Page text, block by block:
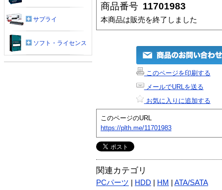
商品番号 11701983
本商品は販売を終了しました
このページを印刷する
メールでURLを送る
お気に入りに追加する
このページのURL
https://plth.me/11701983
関連カテゴリ
PCパーツ HDD HM ATA/SATA
サプライ
ソフト・ライセンス